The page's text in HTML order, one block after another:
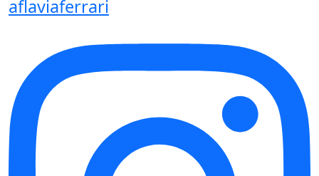
aflaviaferrari